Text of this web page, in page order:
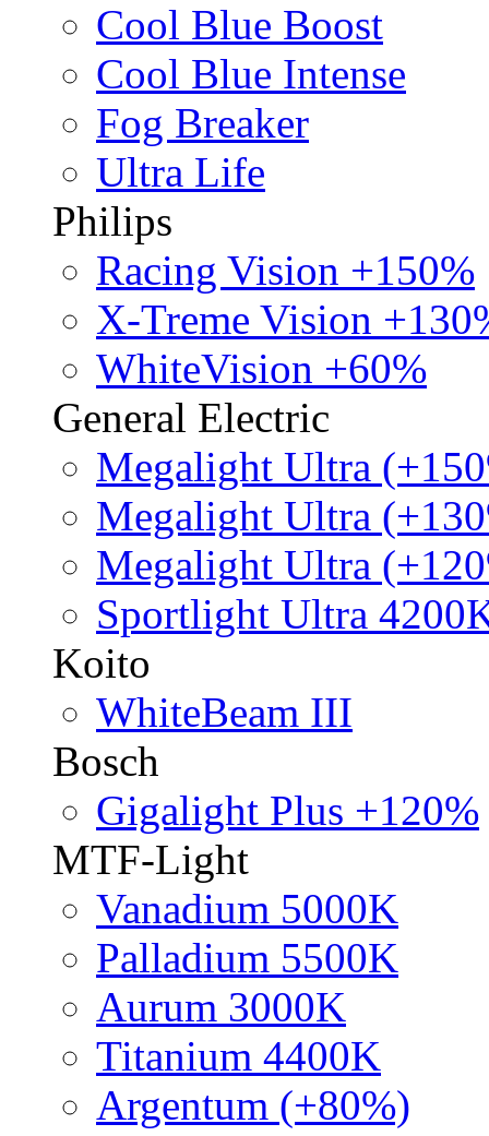
Cool Blue Boost
Cool Blue Intense
Fog Breaker
Ultra Life
Philips
Racing Vision +150%
X-Treme Vision
WhiteVision +60%
General Electric
Megalight Ultra
Megalight Ultra
Megalight Ultra
Sportlight Ultra
Koito
WhiteBeam III
Bosch
Gigalight Plus +120%
MTF-Light
Vanadium 5000K
Palladium 5500K
Aurum 3000K
Titanium 4400K
Argentum (+80%)